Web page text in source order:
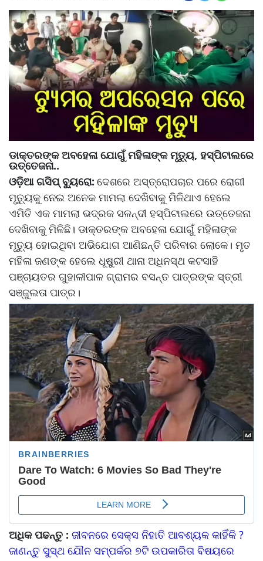
ଡାକ୍ତରଙ୍କ ଅବହେଳା ଯୋଗୁଁ ମହିଳାଙ୍କ ମୃତ୍ୟୁ, ହସ୍ପିଟାଲରେ
ଉତ୍ତେଜନା..
ଓଡ଼ିଆ ଗସିପ୍ ବ୍ୟୁରୋ: ଦେଶରେ ଅସ୍ତ୍ରୋପଚାର ପରେ ରୋଗୀ
ମୃତ୍ୟୁକୁ ନେଇ ଅନେକ ମାମଲା ଦେଖିବାକୁ ମିଳିଥାଏ ହେଲେ
ଏମିତି ଏକ ମାମଲା ଭଦ୍ରକ ସଳନ୍ଦୀ ହସ୍ପିଟାଲରେ ଉତ୍ତେଜନା
ଦେଖିବାକୁ ମିଳିଛି। ଡାକ୍ତରଙ୍କ ଅବହେଳା ଯୋଗୁଁ ମହିଳାଙ୍କ
ମୃତ୍ୟୁ ହୋଇଥିବା ଅଭିଯୋଗ ଆଣିଛନ୍ତି ପରିବାର ଲୋକେ। ମୃତ
ମହିଳା ଜଣଙ୍କ ହେଲେ ଧୂଷୁରୀ ଥାନା ଅଧିନସ୍ଥ କଟସାହି
ପଞ୍ଚାୟତର ଗୁହାଳୀପାଳ ଗ୍ରାମର ବସନ୍ତ ପାତ୍ରଙ୍କ ସ୍ତ୍ରୀ
ସଞ୍ଜୁଲତା ପାତ୍ର।
ଅଧିକ ପଢନ୍ତୁ : ଜୀବନରେ ସେକ୍ସ ନିହାତି ଆବଶ୍ୟକ କାହିଁକି ?
ଜାଣନ୍ତୁ ସୁସ୍ଥ ଯୌନ ସମ୍ପର୍କର ୭ଟି ଉପକାରିତା ବିଷୟରେ